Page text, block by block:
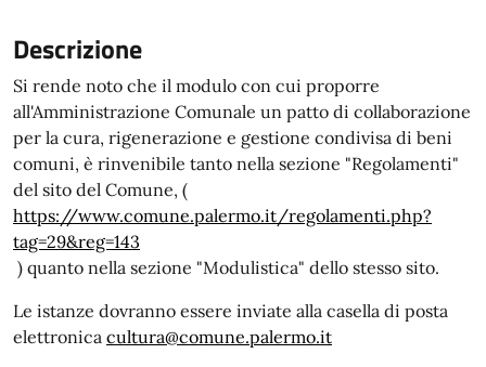
Descrizione
Si rende noto che il modulo con cui proporre
all'Amministrazione Comunale un patto di collaborazione
per la cura, rigenerazione e gestione condivisa di beni
comuni, è rinvenibile tanto nella sezione "Regolamenti"
del sito del Comune, (
https://www.comune.palermo.it/regolamenti.php?
tag=29&reg=143
) quanto nella sezione "Modulistica" dello stesso sito.
Le istanze dovranno essere inviate alla casella di posta
elettronica cultura@comune.palermo.it